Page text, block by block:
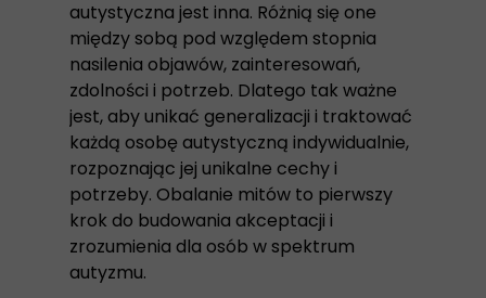
autystyczna jest inna. Różnią się one
między sobą pod względem stopnia
nasilenia objawów, zainteresowań,
zdolności i potrzeb. Dlatego tak ważne
jest, aby unikać generalizacji i traktować
każdą osobę autystyczną indywidualnie,
rozpoznając jej unikalne cechy i
potrzeby. Obalanie mitów to pierwszy
krok do budowania akceptacji i
zrozumienia dla osób w spektrum
autyzmu.